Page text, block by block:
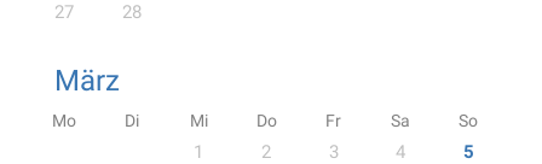
27
28
März
Mo Di Mi Do Fr Sa So
1 2 3 4
5